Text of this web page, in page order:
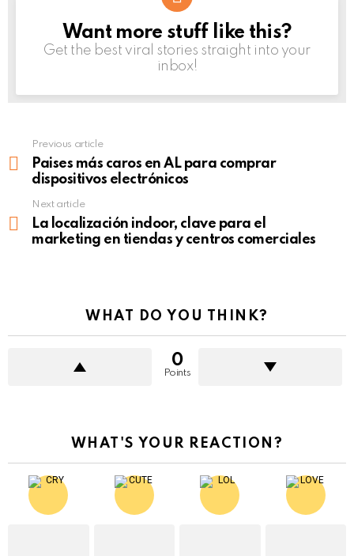
NEWSLETTER
Want more stuff like this?
Get the best viral stories straight into your
inbox!
more
Previous article
Paises más caros en AL para comprar
dispositivos electrónicos
Next article
La localización indoor, clave para el
marketing en tiendas y centros comerciales
WHAT DO YOU THINK?
0
Points
WHAT'S YOUR REACTION?